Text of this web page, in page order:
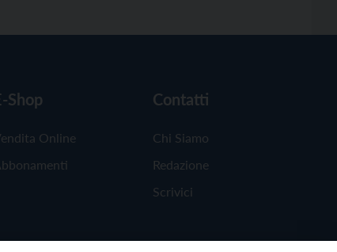
Shop
Online
Contatti
Chi Siamo
Redazione
Scrivici